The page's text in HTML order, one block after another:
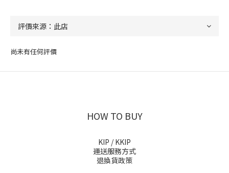
尚未有任何評價
HOW TO BUY
KIP / KKIP
運送服務方式
退換貨政策